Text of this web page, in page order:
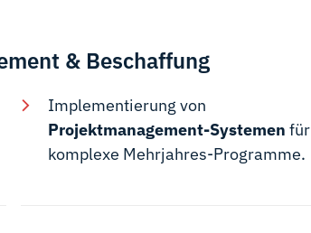
& Beschaffung
Implementierung von
Projektmanagement-Systemen für
komplexe Mehrjahres-Programme.